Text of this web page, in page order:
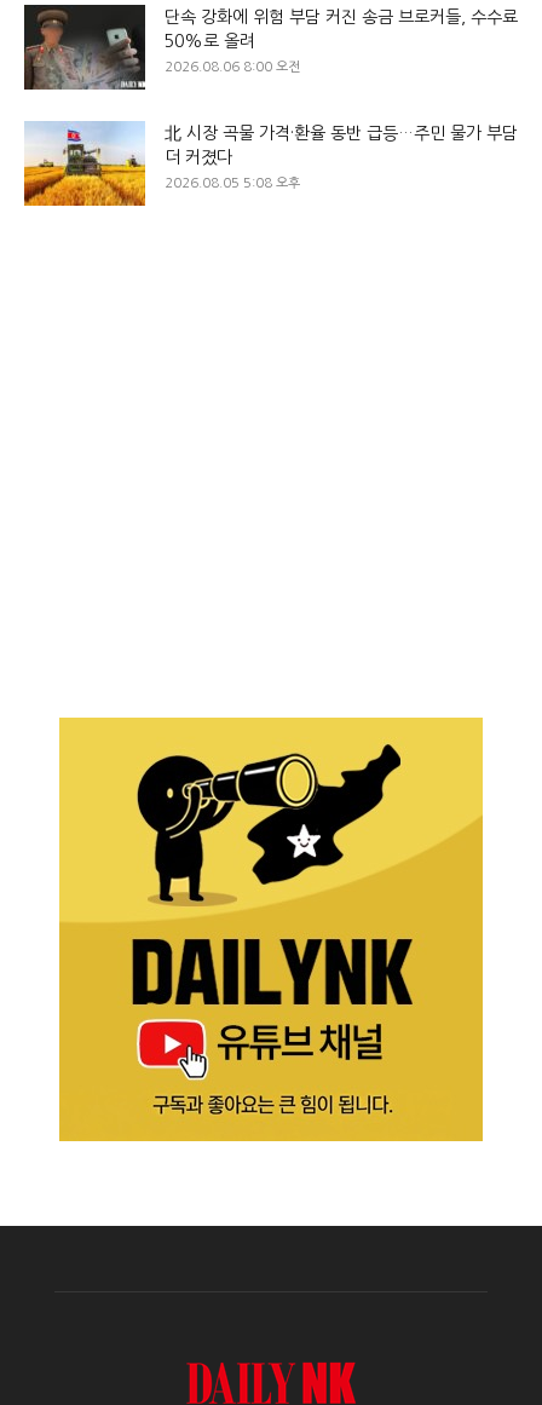
단속 강화에 위험 부담 커진 송금 브로커들, 수수료
50%로 올려
2026.08.06 8:00 오전
北 시장 곡물 가격·환율 동반 급등…주민 물가 부담
더 커졌다
2026.08.05 5:08 오후